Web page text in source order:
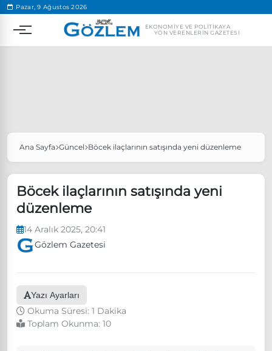
Pazar, 9 Ağustos 2026
EKONOMIYE VE POLITIKAYA
YÖN VERENLERIN GAZETESI
Popüler Aramalar
Özgür Özel, Ekrem İmamoğlu’nu ziyaret edecek
Ünlü çift bir etkinliğe daha katılmama kararı aldı
Boykot
Ana Sayfa Güncel Böcek ilaçlarının satışında yeni düzenleme
Böcek ilaçlarının satışında yeni
düzenleme
14 Aralık 2025, 20:41
Gözlem Gazetesi
Yazı Ayarları
Okuma Süresi: 1 Dakika
Toplam Okunma: 10